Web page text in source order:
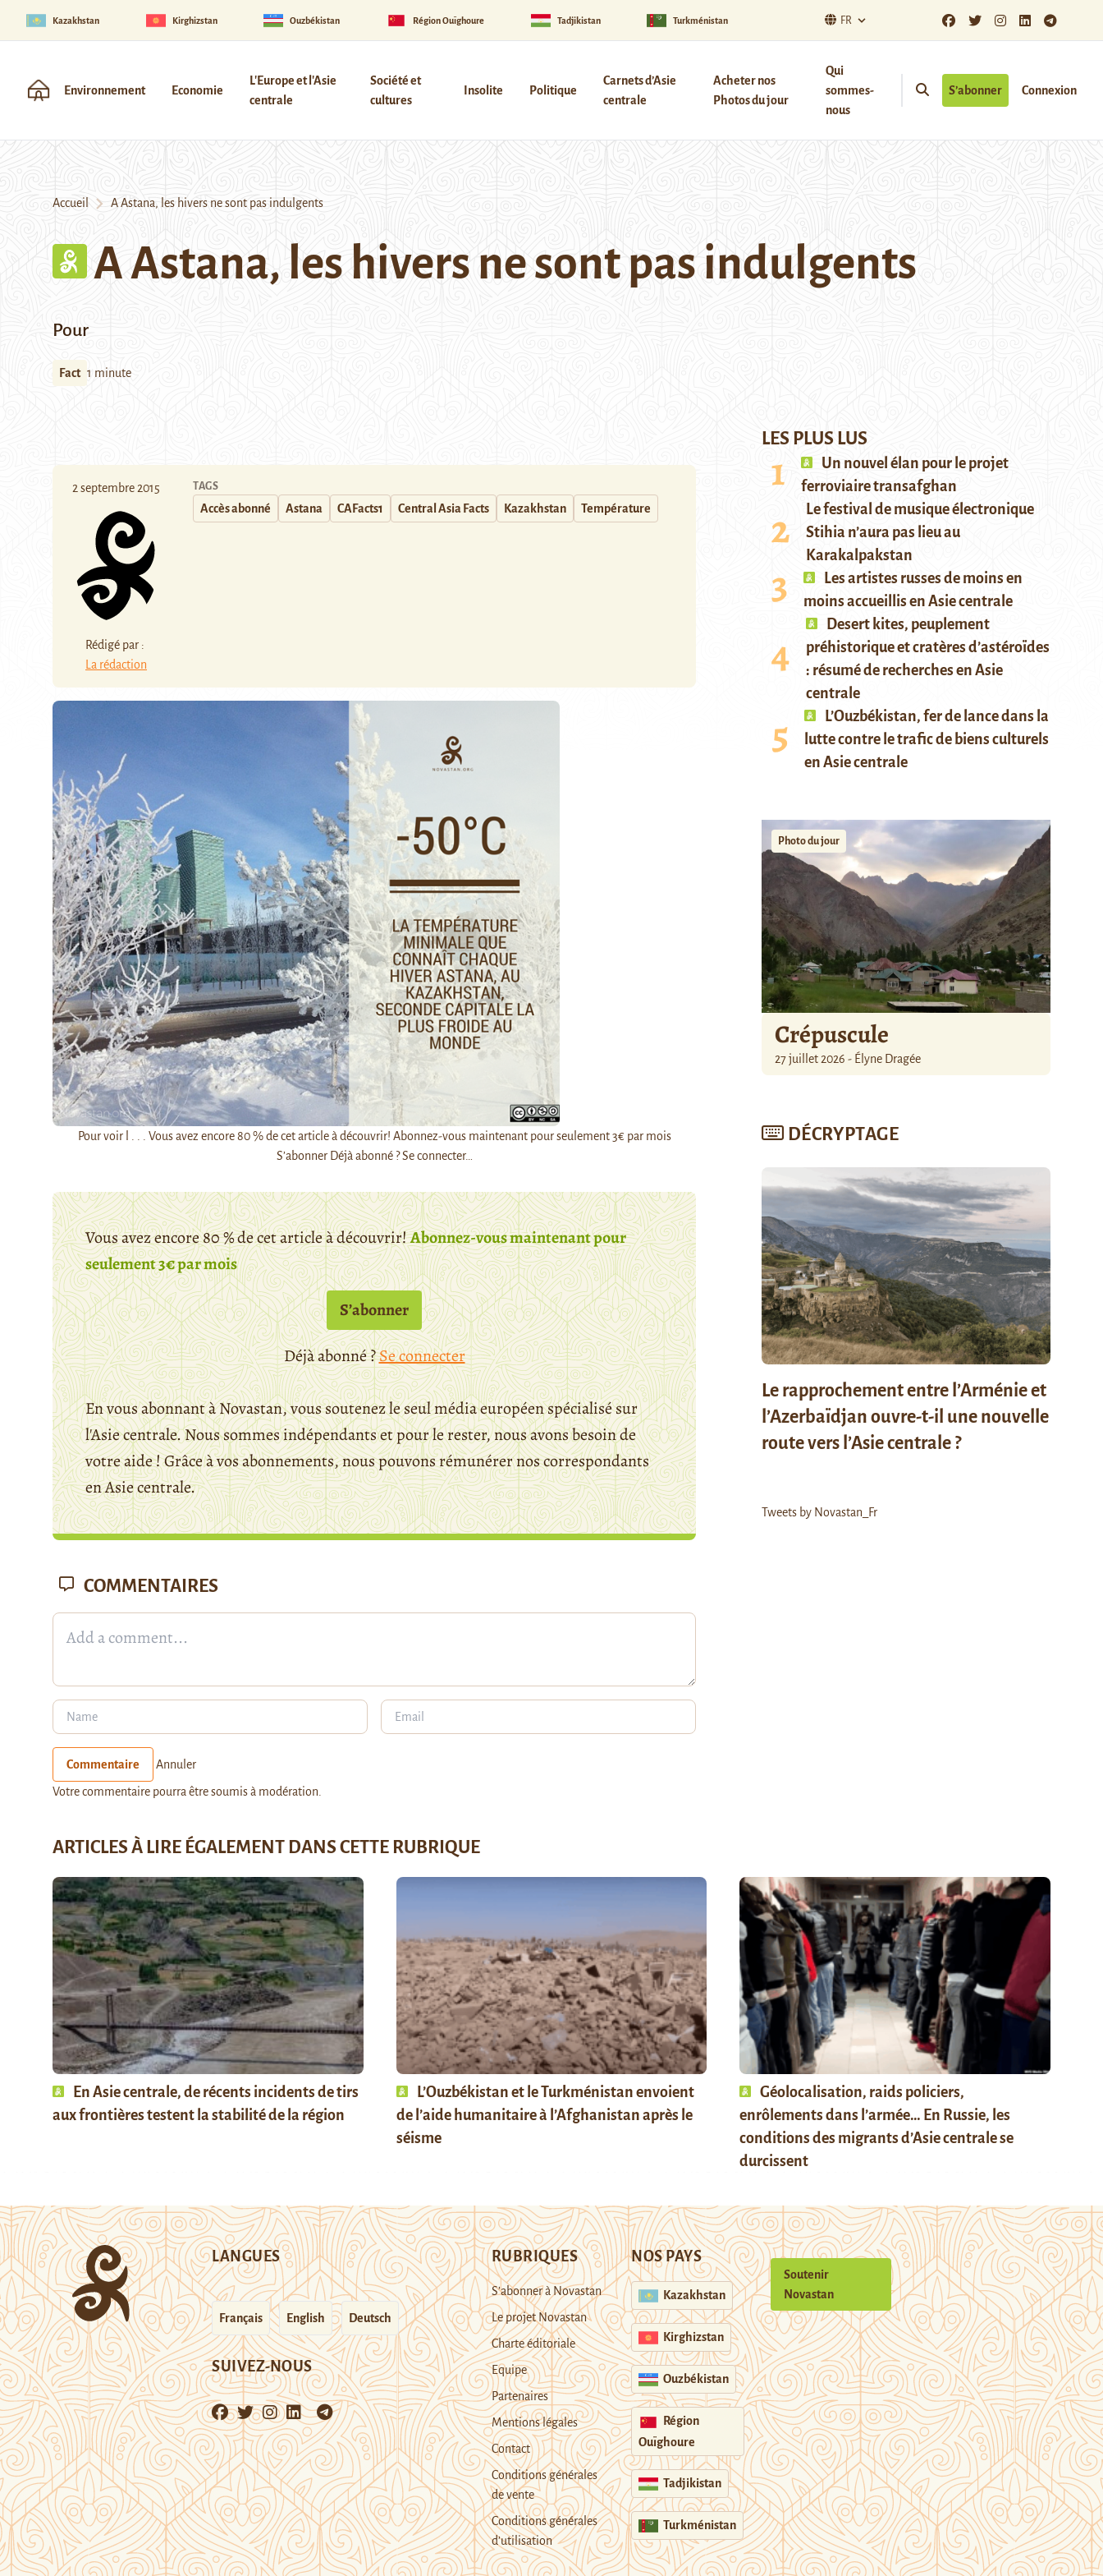
Kazakhstan Kirghizstan Ouzbékistan Région Ouïghoure Tadjikistan Turkménistan FR
Environnement Economie
L'Europe et l'Asie
centrale
Société et
cultures
Insolite Politique
Carnets d’Asie
centrale
Acheter nos
Photos du jour
Qui
sommes-
nous
S’abonner Connexion
Accueil A Astana, les hivers ne sont pas indulgents
A Astana, les hivers ne sont pas indulgents
Pour
Fact 1 minute
2 septembre 2015
Rédigé par :
La rédaction
TAGS
Accès abonné Astana CAFacts1 Central Asia Facts Kazakhstan Température
Pour voir l . . . Vous avez encore 80 % de cet article à découvrir! Abonnez-vous maintenant pour seulement 3€ par mois
S’abonner Déjà abonné ? Se connecter…
Vous avez encore 80 % de cet article à découvrir!Abonnez-vous maintenant pour
seulement 3€ par mois
S’abonner
Déjà abonné ?Se connecter
En vous abonnant à Novastan, vous soutenez le seul média européen spécialisé sur
l'Asie centrale. Nous sommes indépendants et pour le rester, nous avons besoin de
votre aide ! Grâce à vos abonnements, nous pouvons rémunérer nos correspondants
en Asie centrale.
LES PLUS LUS
Un nouvel élan pour le projet
ferroviaire transafghan
Le festival de musique électronique
Stihia n’aura pas lieu au
Karakalpakstan
Les artistes russes de moins en
moins accueillis en Asie centrale
Desert kites, peuplement
préhistorique et cratères d’astéroïdes
: résumé de recherches en Asie
centrale
L’Ouzbékistan, fer de lance dans la
lutte contre le trafic de biens culturels
en Asie centrale
Photo du jour
Crépuscule
27 juillet 2026 - Élyne Dragée
DÉCRYPTAGE
Le rapprochement entre l’Arménie et
l’Azerbaïdjan ouvre-t-il une nouvelle
route vers l’Asie centrale ?
Tweets by Novastan_Fr
COMMENTAIRES
Commentaire Annuler
Votre commentaire pourra être soumis à modération.
ARTICLES À LIRE ÉGALEMENT DANS CETTE RUBRIQUE
En Asie centrale, de récents incidents de tirs
aux frontières testent la stabilité de la région
L’Ouzbékistan et le Turkménistan envoient
de l’aide humanitaire à l’Afghanistan après le
séisme
Géolocalisation, raids policiers,
enrôlements dans l’armée… En Russie, les
conditions des migrants d’Asie centrale se
durcissent
LANGUES
Français English Deutsch
SUIVEZ-NOUS
RUBRIQUES
S’abonner à Novastan
Le projet Novastan
Charte éditoriale
Equipe
Partenaires
Mentions légales
Contact
Conditions générales
de vente
Conditions générales
d’utilisation
NOS PAYS
Kazakhstan
Kirghizstan
Ouzbékistan
Région
Ouïghoure
Tadjikistan
Turkménistan
Soutenir
Novastan